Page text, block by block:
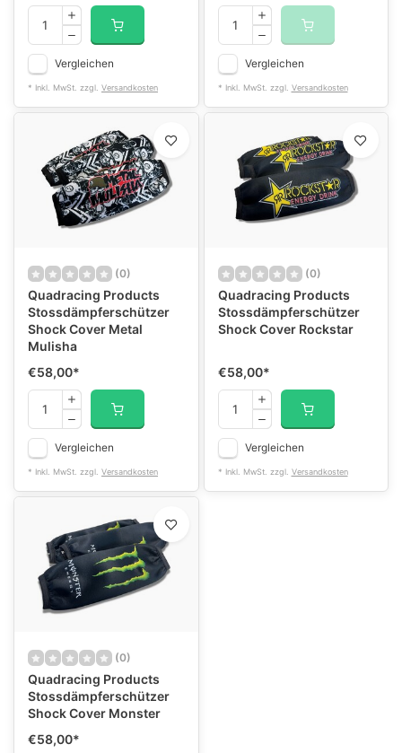
Vergleichen
* Inkl. MwSt. zzgl. Versandkosten
Vergleichen
* Inkl. MwSt. zzgl. Versandkosten
(0)
Quadracing Products
Stossdämpferschützer
Shock Cover Metal
Mulisha
€58,00*
Vergleichen
* Inkl. MwSt. zzgl. Versandkosten
(0)
Quadracing Products
Stossdämpferschützer
Shock Cover Rockstar
€58,00*
Vergleichen
* Inkl. MwSt. zzgl. Versandkosten
(0)
Quadracing Products
Stossdämpferschützer
Shock Cover Monster
€58,00*